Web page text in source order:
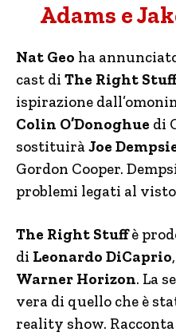
Adams e
Nat Geo ha
cast di The Right Stuff
ispirazione
Colin O’Donoghue di
sostituiràJoe
Gordon Cooper.
problemi legati al
The Right Stuffè
di Leonardo DiCaprio
Warner Horizon. La
vera di quello che è
reality show.